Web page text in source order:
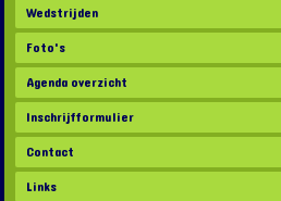
Wedstrijden
Foto's
Agenda overzicht
Inschrijfformulier
Contact
Links